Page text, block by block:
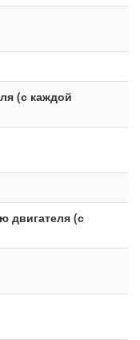
(с каждой
двигателя (с